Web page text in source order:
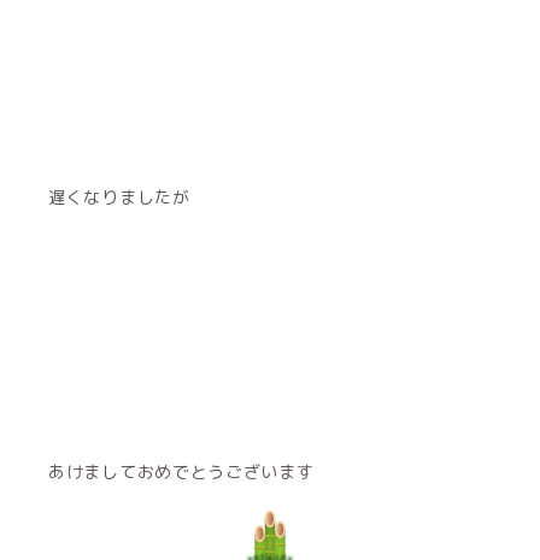
遅くなりましたが
あけましておめでとうございます